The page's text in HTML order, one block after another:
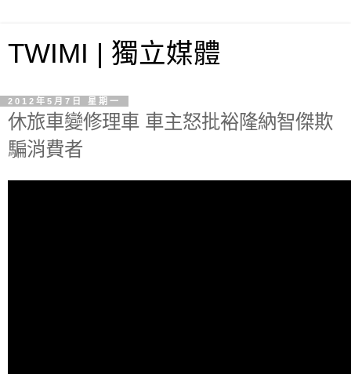
TWIMI | 獨立媒體
2012年5月7日 星期一
休旅車變修理車 車主怒批裕隆納智傑欺
騙消費者